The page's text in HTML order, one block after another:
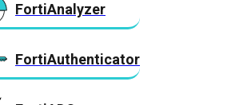
FortiAnalyzer
FortiAuthenticator